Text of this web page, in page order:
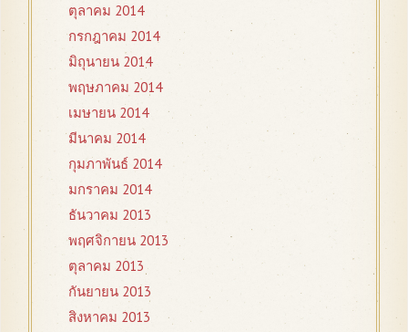
ตุลาคม 2014
กรกฎาคม 2014
มิถุนายน 2014
พฤษภาคม 2014
เมษายน 2014
มีนาคม 2014
กุมภาพันธ์ 2014
มกราคม 2014
ธันวาคม 2013
พฤศจิกายน 2013
ตุลาคม 2013
กันยายน 2013
สิงหาคม 2013